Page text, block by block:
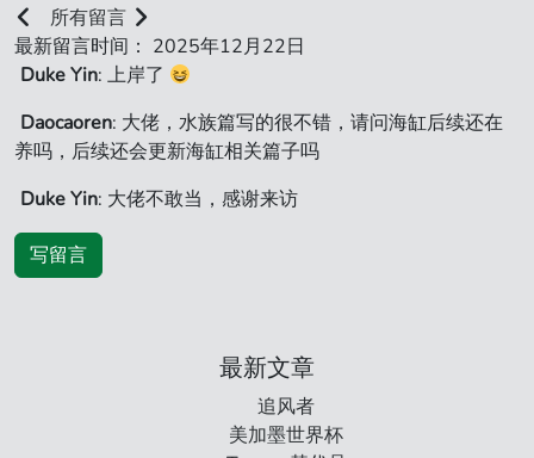
所有留言
最新留言时间： 2025年12月22日
Duke Yin: 上岸了
Daocaoren: 大佬，水族篇写的很不错，请问海缸后续还在
养吗，后续还会更新海缸相关篇子吗
Duke Yin: 大佬不敢当，感谢来访
写留言
最新文章
追风者
美加墨世界杯